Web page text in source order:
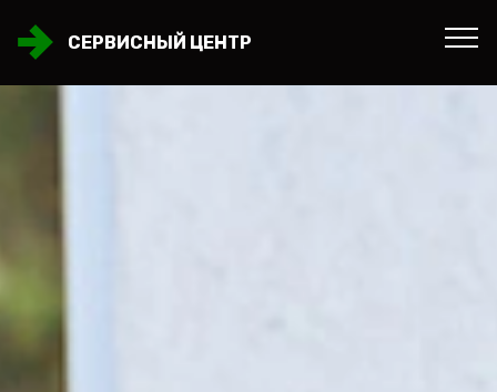
СЕРВИСНЫЙ ЦЕНТР